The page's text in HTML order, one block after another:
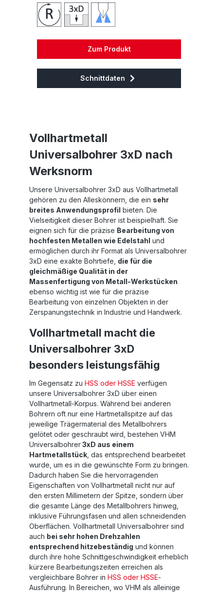
Zum Produkt
Schnittdaten
Vollhartmetall
Universalbohrer 3xD nach
Werksnorm
Unsere Universalbohrer 3xD aus Vollhartmetall
gehören zu den Alleskönnern, die ein sehr
breites Anwendungsprofil bieten. Die
Vielseitigkeit dieser Bohrer ist beispielhaft. Sie
eignen sich für die präzise Bearbeitung von
hochfesten Metallen wie Edelstahl und
ermöglichen durch ihr Format als Universalbohrer
3xD eine exakte Bohrtiefe, die für die
gleichmäßige Qualität in der
Massenfertigung von Metall-Werkstücken
ebenso wichtig ist wie für die präzise
Bearbeitung von einzelnen Objekten in der
Zerspanungstechnik in Industrie und Handwerk.
Vollhartmetall macht die
Universalbohrer 3xD
besonders leistungsfähig
Im Gegensatz zu HSS oder HSSE verfügen
unsere Universalbohrer 3xD über einen
Vollhartmetall-Korpus. Während bei anderen
Bohrern oft nur eine Hartmetallspitze auf das
jeweilige Trägermaterial des Metallbohrers
gelötet oder geschraubt wird, bestehen VHM
Universalbohrer3xD aus einem
Hartmetallstück , das entsprechend bearbeitet
wurde, um es in die gewünschte Form zu bringen.
Dadurch haben Sie die hervorragenden
Eigenschaften von Vollhartmetall nicht nur auf
den ersten Millimetern der Spitze, sondern über
die gesamte Länge des Metallbohrers hinweg,
inklusive Führungsfasen und allen schneidenden
Oberflächen. Vollhartmetall Universalbohrer sind
auch bei sehr hohen Drehzahlen
entsprechend hitzebeständig und können
durch ihre hohe Schnittgeschwindigkeit erheblich
kürzere Bearbeitungszeiten erreichen als
vergleichbare Bohrer in HSS oder HSSE-
Ausführung. In Bereichen, wo VHM als alleinige